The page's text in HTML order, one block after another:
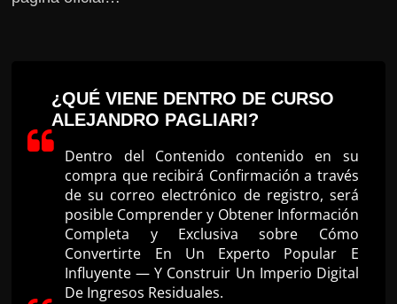
¿QUÉ VIENE DENTRO DE CURSO
ALEJANDRO PAGLIARI?
Dentro del Contenido contenido en su
compra que recibirá Confirmación a través
de su correo electrónico de registro, será
posible Comprender y Obtener Información
Completa y Exclusiva sobre Cómo
Convertirte En Un Experto Popular E
Influyente — Y Construir Un Imperio Digital
De Ingresos Residuales.